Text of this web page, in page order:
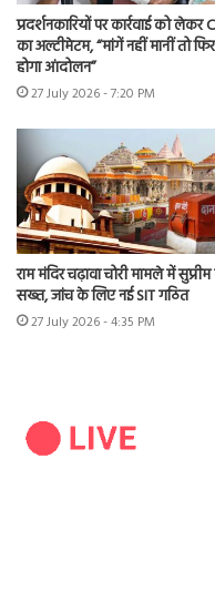
प्रदर्शनकारियों पर कार्रवाई को लेकर
का अल्टीमेटम, “मांगें नहीं मानीं तो
होगा आंदोलन”
27 July 2026 - 7:20 PM
राम मंदिर चढ़ावा चोरी मामले में सुप्रीम
सख्त, जांच के लिए नई SIT गठित
27 July 2026 - 4:35 PM